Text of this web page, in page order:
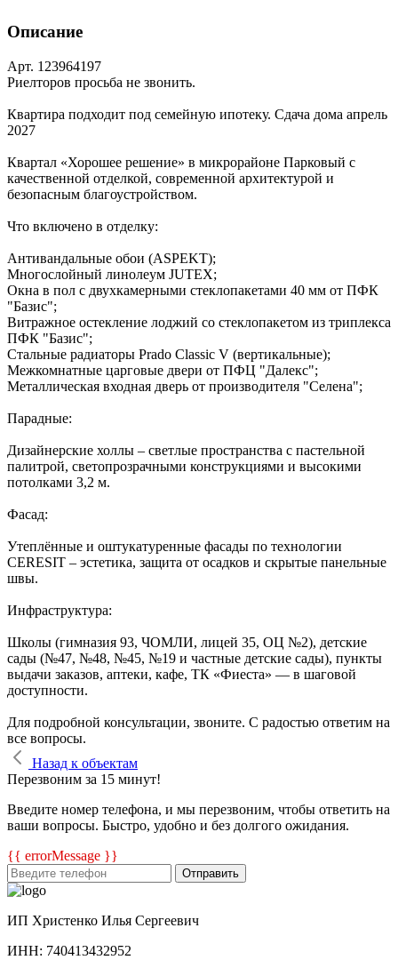
Описание
Арт. 123964197
Риелторов просьба не звонить.
Квартира подходит под семейную ипотеку. Сдача дома апрель
2027
Квартал «Хорошее решение» в микрорайоне Парковый с
качественной отделкой, современной архитектурой и
безопасным благоустройством.
Что включено в отделку:
Антивандальные обои (ASPEKT);
Многослойный линолеум JUTEX;
Окна в пол с двухкамерными стеклопакетами 40 мм от ПФК
"Базис";
Витражное остекление лоджий со стеклопакетом из триплекса
ПФК "Базис";
Стальные радиаторы Prado Classic V (вертикальные);
Межкомнатные царговые двери от ПФЦ "Далекс";
Металлическая входная дверь от производителя "Селена";
Парадные:
Дизайнерские холлы – светлые пространства с пастельной
палитрой, светопрозрачными конструкциями и высокими
потолками 3,2 м.
Фасад:
Утеплённые и оштукатуренные фасады по технологии
CERESIT – эстетика, защита от осадков и скрытые панельные
швы.
Инфраструктура:
Школы (гимназия 93, ЧОМЛИ, лицей 35, ОЦ №2), детские
сады (№47, №48, №45, №19 и частные детские сады), пункты
выдачи заказов, аптеки, кафе, ТК «Фиеста» — в шаговой
доступности.
Для подробной консультации, звоните. С радостью ответим на
все вопросы.
Назад к объектам
Перезвоним за 15 минут!
Введите номер телефона, и мы перезвоним, чтобы ответить на
ваши вопросы. Быстро, удобно и без долгого ожидания.
{{ errorMessage }}
Отправить
ИП Христенко Илья Сергеевич
ИНН: 740413432952